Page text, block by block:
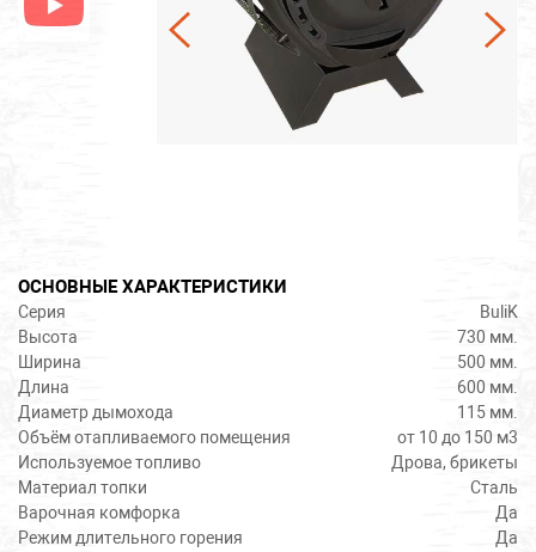
ОСНОВНЫЕ ХАРАКТЕРИСТИКИ
Серия
BuliK
Высота
730 мм.
Ширина
500 мм.
Длина
600 мм.
Диаметр дымохода
115 мм.
Объём отапливаемого помещения
от 10 до 150 м3
Используемое топливо
Дрова, брикеты
Материал топки
Сталь
Варочная комфорка
Да
Режим длительного горения
Да
Для дачи и отдыха